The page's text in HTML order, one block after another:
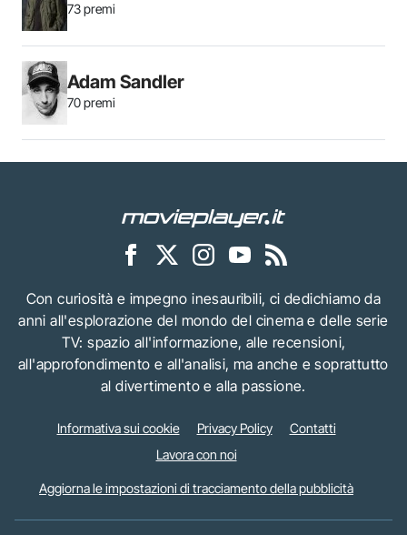
73 premi
Adam Sandler
70 premi
Con curiosità e impegno inesauribili, ci dedichiamo da
anni all'esplorazione del mondo del cinema e delle serie
TV: spazio all'informazione, alle recensioni,
all'approfondimento e all'analisi, ma anche e soprattutto
al divertimento e alla passione.
Informativa sui cookie Privacy Policy
Contatti
Lavora con noi
Aggiorna le impostazioni di tracciamento della pubblicità